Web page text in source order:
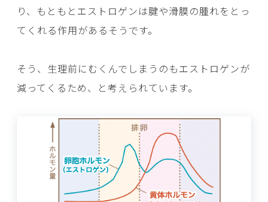
り、もともとエストロゲンは腱や滑膜の腫れをとっ
てくれる作用があるそうです。
そう、生理前にむくんでしまうのもエストロゲンが
減ってくるため、と考えられています。